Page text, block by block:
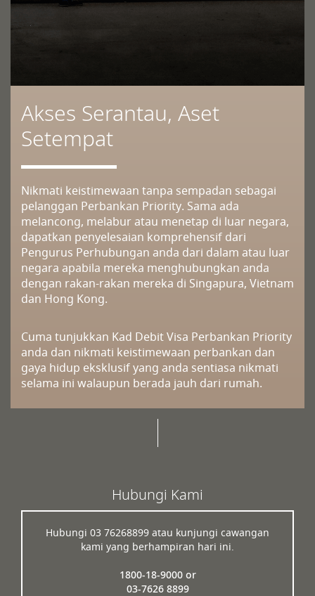
Akses Serantau, Aset
Setempat
Nikmati keistimewaan tanpa sempadan sebagai
pelanggan Perbankan Priority. Sama ada
melancong, melabur atau menetap di luar negara,
dapatkan penyelesaian komprehensif dari
Pengurus Perhubungan anda dari dalam atau luar
negara apabila mereka menghubungkan anda
dengan rakan-rakan mereka di Singapura, Vietnam
dan Hong Kong.
Cuma tunjukkan Kad Debit Visa Perbankan Priority
anda dan nikmati keistimewaan perbankan dan
gaya hidup eksklusif yang anda sentiasa nikmati
selama ini walaupun berada jauh dari rumah.
Hubungi Kami
Hubungi 03 76268899 atau kunjungi cawangan
kami yang berhampiran hari ini.
1800-18-9000 or
03-7626 8899